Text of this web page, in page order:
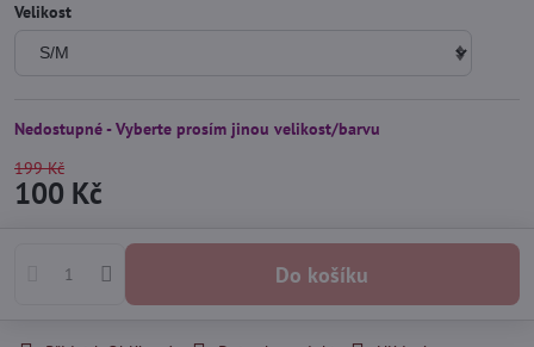
Velikost
Nedostupné - Vyberte prosím jinou velikost/barvu
199 Kč
100 Kč
Do košíku